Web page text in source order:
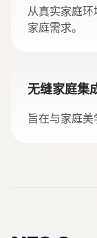
从真实家庭
家庭需求。
无缝家庭集
旨在与家庭美